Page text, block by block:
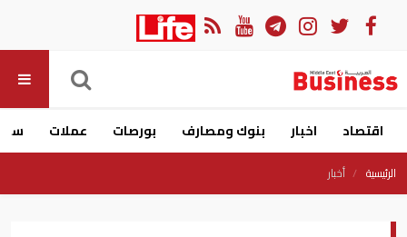
اقتصاد اخبار بنوك ومصارف بورصات عملات
الرئيسية أخبار